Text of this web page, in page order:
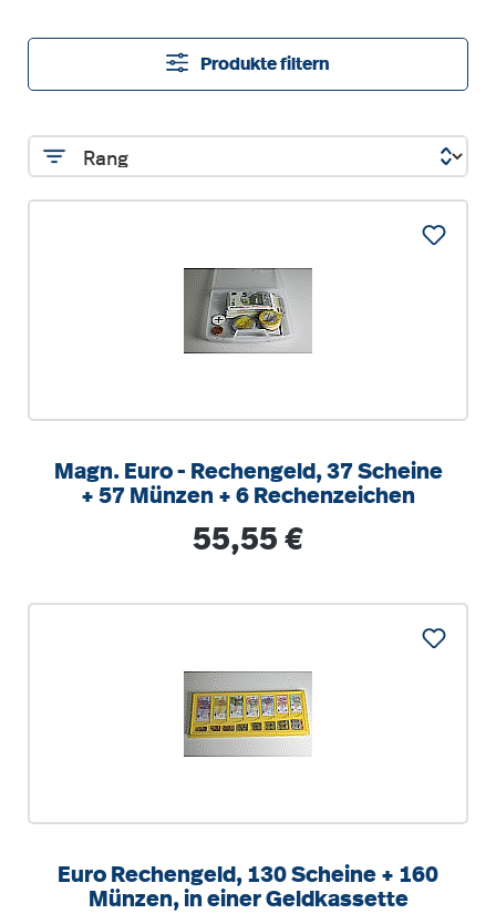
Produkte filtern
Magn. Euro - Rechengeld, 37 Scheine
+ 57 Münzen + 6 Rechenzeichen
Regulärer Preis:
55,55 €
Euro Rechengeld, 130 Scheine + 160
Münzen, in einer Geldkassette